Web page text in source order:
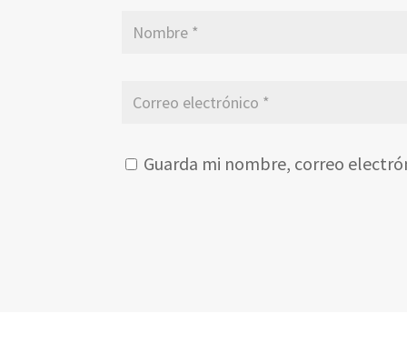
Guarda mi nombre, correo